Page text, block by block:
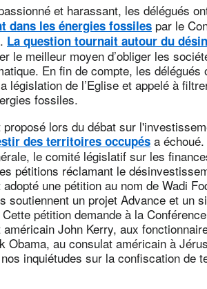
et harassant, les délégués
dans les énergies fossiles par le
La question tournait autour du
le meilleur moyen d’obliger les
En fin de compte, les
législation de l’Eglise et appelé à
fossiles.
proposé lors du débat sur
des territoires occupés a
le comité législatif sur les
pétitions réclamant le
une pétition au nom de Wadi
soutiennent un projet Advance et un
pétition demande à la
John Kerry, aux
Obama, au consulat américain à
inquiétudes sur la confiscation de